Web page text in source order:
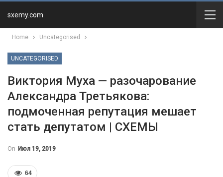
sxemy.com
Home Uncategorised
UNCATEGORISED
Виктория Муха — разочарование
Александра Третьякова:
подмоченная репутация мешает
стать депутатом | СХЕМЫ
On Июл 19, 2019
64